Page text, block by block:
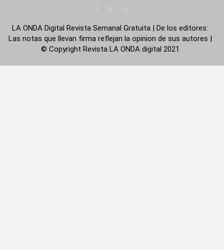
LA ONDA Digital Revista Semanal Gratuita | De los editores:
Las notas que llevan firma reflejan la opinion de sus autores |
© Copyright Revista LA ONDA digital 2021